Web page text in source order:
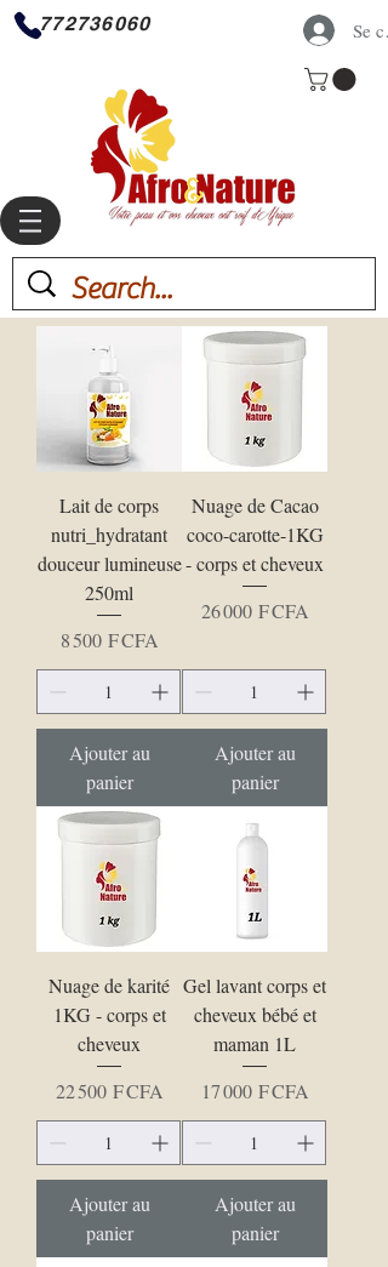
Se
772736060
Lait de corps
nutri_hydratant
douceur lumineuse
250ml
Prix
8 500 F CFA
Ajouter au
panier
Nuage de Cacao
coco-carotte-1KG
- corps et cheveux
Prix
26 000 F CFA
Ajouter au
panier
Nuage de karité
1KG - corps et
cheveux
Prix
22 500 F CFA
Ajouter au
panier
Gel lavant corps et
cheveux bébé et
maman 1L
Prix
17 000 F CFA
Ajouter au
panier